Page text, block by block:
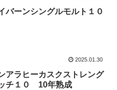
バーンシングルモルト１０
2025.01.30
アラヒーカスクストレング
チ１０ 10年熟成